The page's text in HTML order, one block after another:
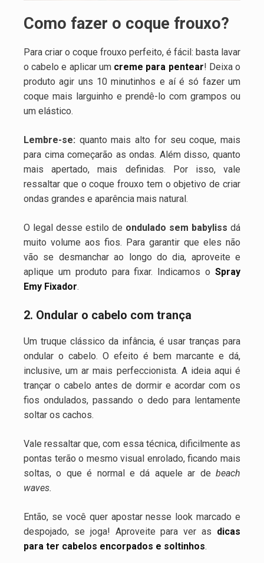
Como fazer o coque frouxo?
Para criar o coque frouxo perfeito, é fácil: basta lavar
o cabelo e aplicar um creme para pentear! Deixa o
produto agir uns 10 minutinhos e aí é só fazer um
coque mais larguinho e prendê-lo com grampos ou
um elástico.
Lembre-se: quanto mais alto for seu coque, mais
para cima começarão as ondas. Além disso, quanto
mais apertado, mais definidas. Por isso, vale
ressaltar que o coque frouxo tem o objetivo de criar
ondas grandes e aparência mais natural.
O legal desse estilo de ondulado sem babyliss dá
muito volume aos fios. Para garantir que eles não
vão se desmanchar ao longo do dia, aproveite e
aplique um produto para fixar. Indicamos o Spray
Emy Fixador.
2. Ondular o cabelo com trança
Um truque clássico da infância, é usar tranças para
ondular o cabelo. O efeito é bem marcante e dá,
inclusive, um ar mais perfeccionista. A ideia aqui é
trançar o cabelo antes de dormir e acordar com os
fios ondulados, passando o dedo para lentamente
soltar os cachos.
Vale ressaltar que, com essa técnica, dificilmente as
pontas terão o mesmo visual enrolado, ficando mais
soltas, o que é normal e dá aquele ar de beach
waves.
Então, se você quer apostar nesse look marcado e
despojado, se joga! Aproveite para ver as dicas
para ter cabelos encorpados e soltinhos.